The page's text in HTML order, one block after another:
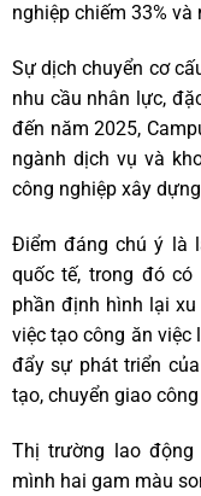
nghiệp chiếm 33% và
Sự dịch chuyển cơ
nhu cầu nhân lực,
đến năm 2025,
ngành dịch vụ và
công nghiệp xây
Điểm đáng chú ý là
quốc tế, trong đó
phần định hình lại
việc tạo công ăn việc
đẩy sự phát triển
tạo, chuyển giao
Thị trường lao động
mình hai gam màu